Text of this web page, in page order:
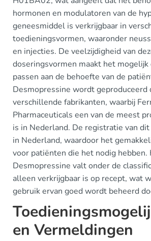
hormonen en modulatoren van de
geneesmiddel is verkrijgbaar in
toedieningsvormen, waaronder
en injecties. De veelzijdigheid van
doseringsvormen maakt het mogelijk
passen aan de behoefte van de
Desmopressine wordt geproduceerd
verschillende fabrikanten, waarbij
Pharmaceuticals een van de meest
is in Nederland. De registratie van
in Nederland, waardoor het
voor patiënten die het nodig hebben.
Desmopressine valt onder de
alleen verkrijgbaar is op recept, wat
gebruik ervan goed wordt beheerd
en Vermeldingen